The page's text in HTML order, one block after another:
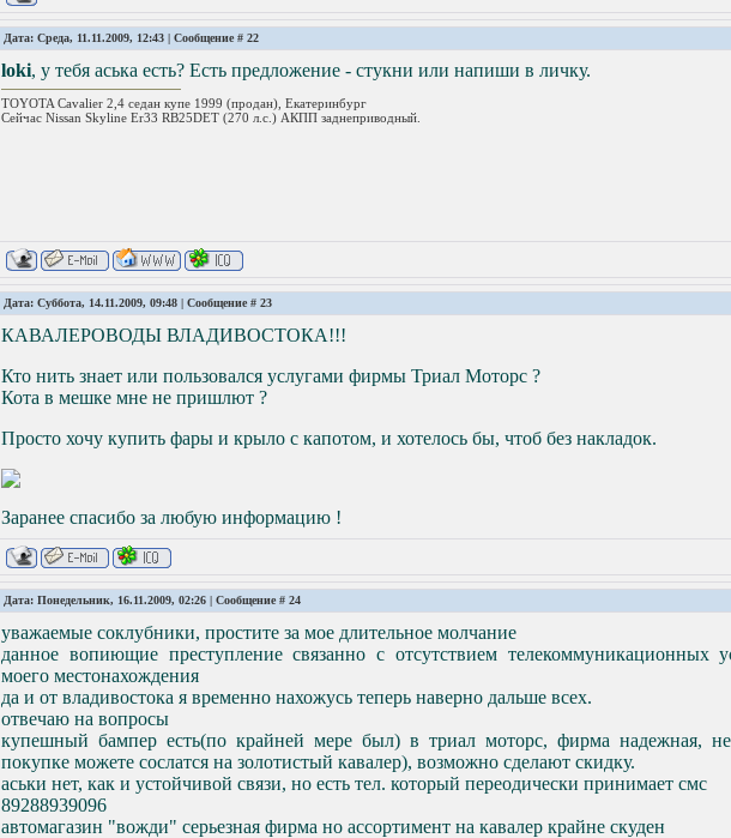
Дата: Среда, 11.11.2009, 12:43 | Сообщение # 22
loki, у тебя аська есть? Есть предложение - стукни или напиши в личку.
TOYOTA Cavalier 2,4 седан купе 1999 (продан), Екатеринбург
Сейчас Nissan Skyline Er33 RB25DET (270 л.с.) АКПП заднеприводный.
Дата: Суббота, 14.11.2009, 09:48 | Сообщение # 23
КАВАЛЕРОВОДЫ ВЛАДИВОСТОКА!!!
Кто нить знает или пользовался услугами фирмы Триал Моторс ?
Кота в мешке мне не пришлют ?
Просто хочу купить фары и крыло с капотом, и хотелось бы, чтоб без накладок.
Заранее спасибо за любую информацию !
Дата: Понедельник, 16.11.2009, 02:26 | Сообщение # 24
уважаемые соклубники, простите за мое длительное молчание
данное вопиющие преступление связанно с отсутствием телекоммуникационных
моего местонахождения
да и от владивостока я временно нахожусь теперь наверно дальше всех.
отвечаю на вопросы
купешный бампер есть(по крайней мере был) в триал моторс, фирма надежная,
покупке можете сослатся на золотистый кавалер), возможно сделают скидку.
аськи нет, как и устойчивой связи, но есть тел. который переодически принимает смс
89288939096
автомагазин "вожди" серьезная фирма но ассортимент на кавалер крайне скуден